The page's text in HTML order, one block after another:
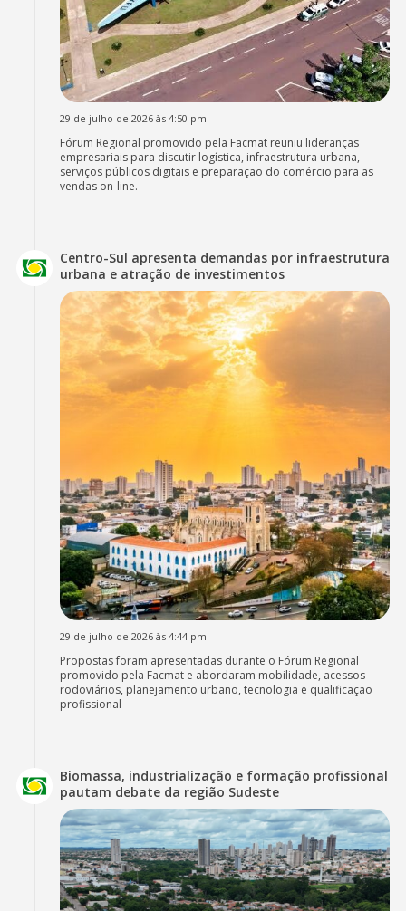
29 de julho de 2026 às 4:50 pm
Fórum Regional promovido pela Facmat reuniu lideranças
empresariais para discutir logística, infraestrutura urbana,
serviços públicos digitais e preparação do comércio para as
vendas on-line.
Centro-Sul apresenta demandas por infraestrutura
urbana e atração de investimentos
29 de julho de 2026 às 4:44 pm
Propostas foram apresentadas durante o Fórum Regional
promovido pela Facmat e abordaram mobilidade, acessos
rodoviários, planejamento urbano, tecnologia e qualificação
profissional
Biomassa, industrialização e formação profissional
pautam debate da região Sudeste